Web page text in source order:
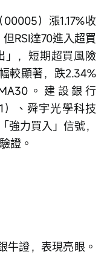
）漲1.17%收
RSI達70進入超買
」，短期超買風險
較顯著，跌2.34%
。建設銀行
）、舜宇光學科技
強力買入」信號，
證。
牛證，表現亮眼。